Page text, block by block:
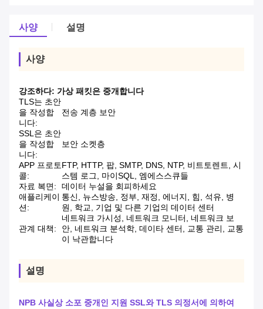
사양 설명
사양
강조하다: 가상 패킷은 중개합니다
TLS는 초안
을 작성합
니다:
전송 계층 보안
SSL은 초안
을 작성합
니다:
보안 소켓층
APP 프로토
콜:
FTP, HTTP, 팝, SMTP, DNS, NTP, 비트토렌트, 시
스템 로그, 마이SQL, 엠에스스큐들
자료 복면:
데이터 누설을 회피하세요
애플리케이
션:
통신, 뉴스방송, 정부, 재정, 에너지, 힘, 석유, 병
원, 학교, 기업 및 다른 기업의 데이터 센터
관계 대책:
네트워크 가시성, 네트워크 모니터, 네트워크 보
안, 네트워크 분석학, 데이타 센터, 교통 관리, 교통
이 낙관합니다
설명
NPB 사실상 소포 중개인 지원 SSL와 TLS 의정서에 의하여